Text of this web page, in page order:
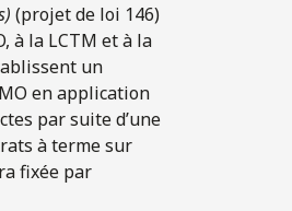
(projet de loi 146)
à la LCTM et à la
un
en application
par suite d’une
à terme sur
fixée par